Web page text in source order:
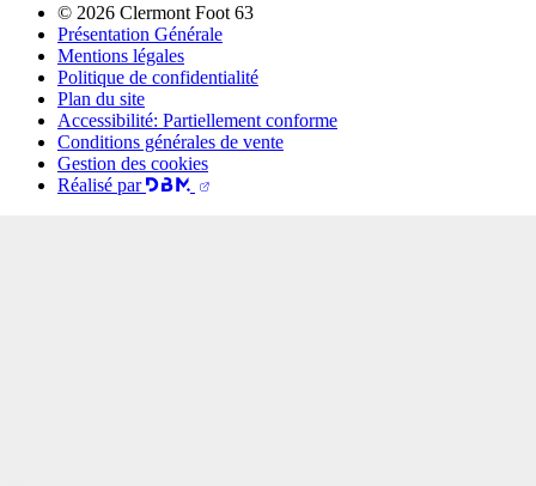
© 2026 Clermont Foot 63
Présentation Générale
Mentions légales
Politique de confidentialité
Plan du site
Accessibilité: Partiellement conforme
Conditions générales de vente
Gestion des cookies
Réalisé par